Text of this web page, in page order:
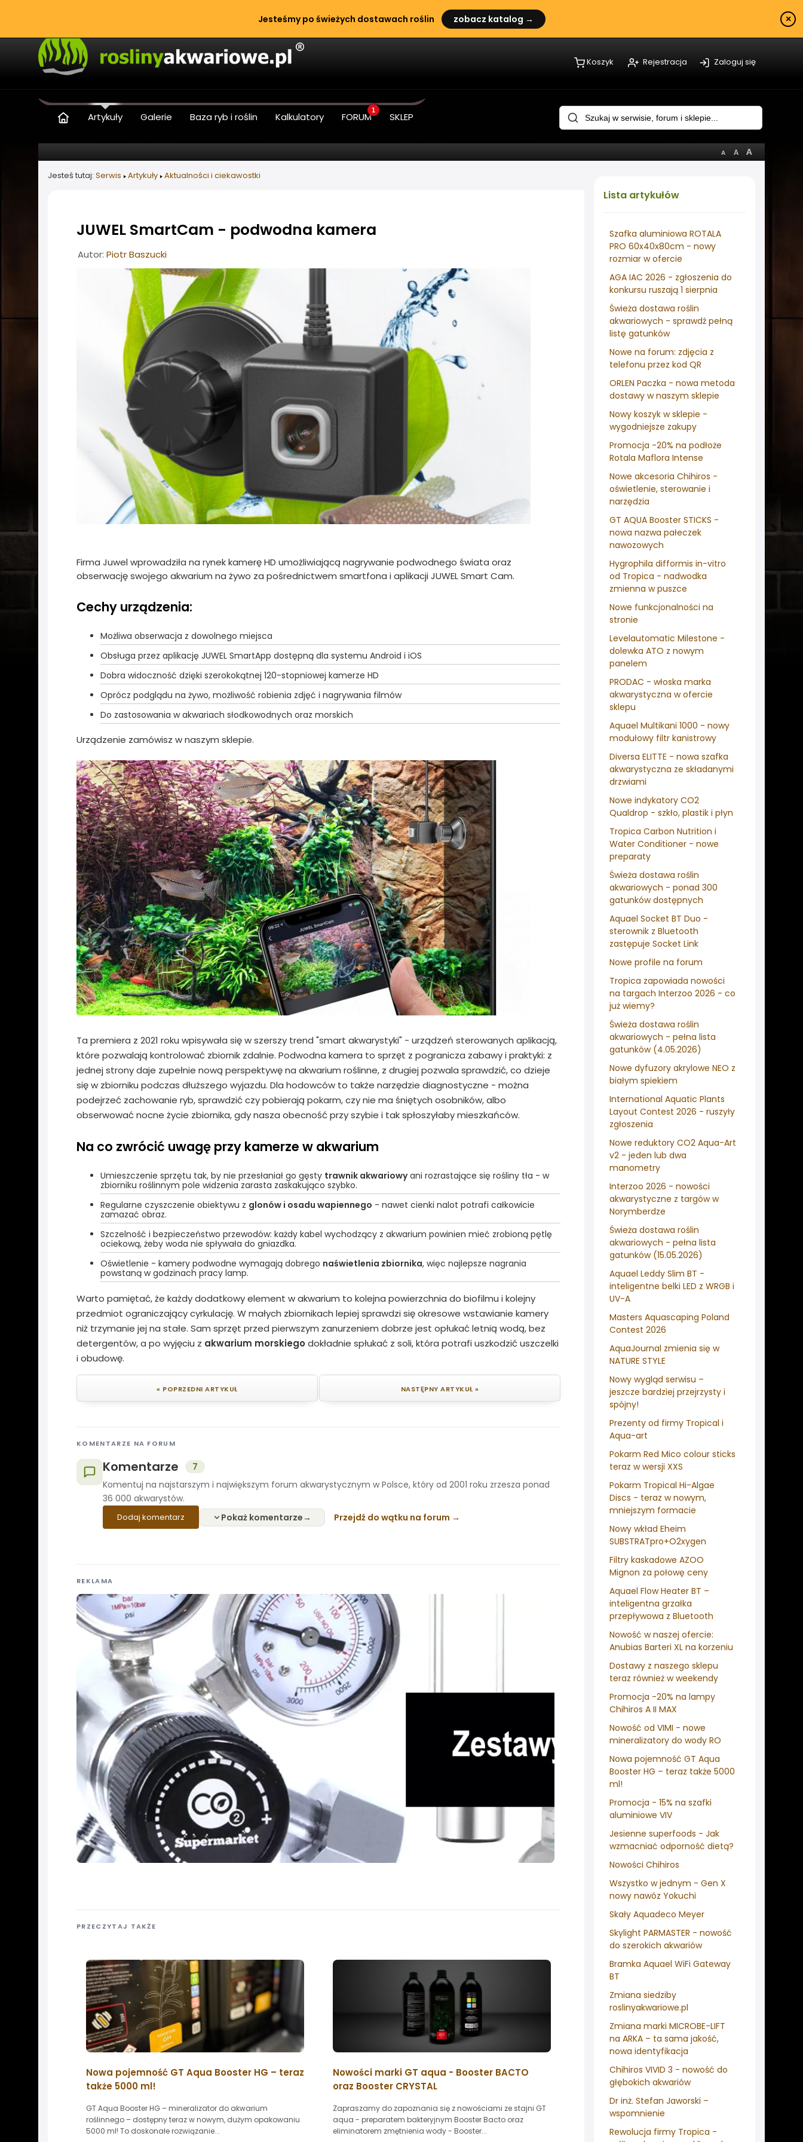
Jesteśmy po świeżych dostawach roślin zobacz katalog → ×
Koszyk Rejestracja Zaloguj się
Artykuły Galerie Baza ryb i roślin Kalkulatory FORUM
1
SKLEP
Lista artykułów
Szafka aluminiowa ROTALA
PRO 60x40x80cm - nowy
rozmiar w ofercie
AGA IAC 2026 - zgłoszenia do
konkursu ruszają 1 sierpnia
Świeża dostawa roślin
akwariowych - sprawdź pełną
listę gatunków
Nowe na forum: zdjęcia z
telefonu przez kod QR
ORLEN Paczka - nowa metoda
dostawy w naszym sklepie
Nowy koszyk w sklepie -
wygodniejsze zakupy
Promocja -20% na podłoże
Rotala Maflora Intense
Nowe akcesoria Chihiros -
oświetlenie, sterowanie i
narzędzia
GT AQUA Booster STICKS -
nowa nazwa pałeczek
nawozowych
Hygrophila difformis in-vitro
od Tropica - nadwodka
zmienna w puszce
Nowe funkcjonalności na
stronie
Levelautomatic Milestone -
dolewka ATO z nowym
panelem
PRODAC - włoska marka
akwarystyczna w ofercie
sklepu
Aquael Multikani 1000 - nowy
modułowy filtr kanistrowy
Diversa ELITTE - nowa szafka
akwarystyczna ze składanymi
drzwiami
Nowe indykatory CO2
Qualdrop - szkło, plastik i płyn
Tropica Carbon Nutrition i
Water Conditioner - nowe
preparaty
Świeża dostawa roślin
akwariowych - ponad 300
gatunków dostępnych
Aquael Socket BT Duo -
sterownik z Bluetooth
zastępuje Socket Link
Nowe profile na forum
Tropica zapowiada nowości
na targach Interzoo 2026 - co
już wiemy?
Świeża dostawa roślin
akwariowych - pełna lista
gatunków (4.05.2026)
Nowe dyfuzory akrylowe NEO z
białym spiekiem
International Aquatic Plants
Layout Contest 2026 - ruszyły
zgłoszenia
Nowe reduktory CO2 Aqua-Art
v2 - jeden lub dwa
manometry
Interzoo 2026 - nowości
akwarystyczne z targów w
Norymberdze
Świeża dostawa roślin
akwariowych - pełna lista
gatunków (15.05.2026)
Aquael Leddy Slim BT -
inteligentne belki LED z WRGB i
UV-A
Masters Aquascaping Poland
Contest 2026
AquaJournal zmienia się w
NATURE STYLE
Nowy wygląd serwisu –
jeszcze bardziej przejrzysty i
spójny!
Prezenty od firmy Tropical i
Aqua-art
Pokarm Red Mico colour sticks
teraz w wersji XXS
Pokarm Tropical Hi-Algae
Discs - teraz w nowym,
mniejszym formacie
Nowy wkład Eheim
SUBSTRATpro+O2xygen
Filtry kaskadowe AZOO
Mignon za połowę ceny
Aquael Flow Heater BT –
inteligentna grzałka
przepływowa z Bluetooth
Nowość w naszej ofercie:
Anubias Barteri XL na korzeniu
Dostawy z naszego sklepu
teraz również w weekendy
Promocja -20% na lampy
Chihiros A II MAX
Nowość od VIMI - nowe
mineralizatory do wody RO
Nowa pojemność GT Aqua
Booster HG – teraz także 5000
ml!
Promocja - 15% na szafki
aluminiowe VIV
Jesienne superfoods - Jak
wzmacniać odporność dietą?
Nowości Chihiros
Wszystko w jednym - Gen X
nowy nawóz Yokuchi
Skały Aquadeco Meyer
Skylight PARMASTER - nowość
do szerokich akwariów
Bramka Aquael WiFi Gateway
BT
Zmiana siedziby
roslinyakwariowe.pl
Zmiana marki MICROBE-LIFT
na ARKA – ta sama jakość,
nowa identyfikacja
Chihiros VIVID 3 - nowość do
głębokich akwariów
Dr inż. Stefan Jaworski –
wspomnienie
Rewolucja firmy Tropica -
Jesteś tutaj: Serwis Artykuły Aktualności i ciekawostki
JUWEL SmartCam - podwodna kamera
Informacje o artykule
Autor: Piotr Baszucki
Firma Juwel wprowadziła na rynek kamerę HD umożliwiającą nagrywanie podwodnego świata oraz
obserwację swojego akwarium na żywo za pośrednictwem smartfona i aplikacji JUWEL Smart Cam.
Cechy urządzenia:
Możliwa obserwacja z dowolnego miejsca
Obsługa przez aplikację JUWEL SmartApp dostępną dla systemu Android i iOS
Dobra widoczność dzięki szerokokątnej 120-stopniowej kamerze HD
Oprócz podglądu na żywo, możliwość robienia zdjęć i nagrywania filmów
Do zastosowania w akwariach słodkowodnych oraz morskich
Urządzenie zamówisz w naszym sklepie.
Ta premiera z 2021 roku wpisywała się w szerszy trend "smart akwarystyki" - urządzeń sterowanych aplikacją,
które pozwalają kontrolować zbiornik zdalnie. Podwodna kamera to sprzęt z pogranicza zabawy i praktyki: z
jednej strony daje zupełnie nową perspektywę na akwarium roślinne, z drugiej pozwala sprawdzić, co dzieje
się w zbiorniku podczas dłuższego wyjazdu. Dla hodowców to także narzędzie diagnostyczne - można
podejrzeć zachowanie ryb, sprawdzić czy pobierają pokarm, czy nie ma śniętych osobników, albo
obserwować nocne życie zbiornika, gdy nasza obecność przy szybie i tak spłoszyłaby mieszkańców.
Na co zwrócić uwagę przy kamerze w akwarium
Umieszczenie sprzętu tak, by nie przesłaniał go gęsty trawnik akwariowyani rozrastające się rośliny tła - w
zbiorniku roślinnym pole widzenia zarasta zaskakująco szybko.
Regularne czyszczenie obiektywu z glonów i osadu wapiennego - nawet cienki nalot potrafi całkowicie
zamazać obraz.
Szczelność i bezpieczeństwo przewodów: każdy kabel wychodzący z akwarium powinien mieć zrobioną pętlę
ociekową, żeby woda nie spływała do gniazdka.
Oświetlenie - kamery podwodne wymagają dobrego naświetlenia zbiornika, więc najlepsze nagrania
powstaną w godzinach pracy lamp.
Warto pamiętać, że każdy dodatkowy element w akwarium to kolejna powierzchnia do biofilmu i kolejny
przedmiot ograniczający cyrkulację. W małych zbiornikach lepiej sprawdzi się okresowe wstawianie kamery
niż trzymanie jej na stałe. Sam sprzęt przed pierwszym zanurzeniem dobrze jest opłukać letnią wodą, bez
detergentów, a po wyjęciu z akwarium morskiegodokładnie spłukać z soli, która potrafi uszkodzić uszczelki
i obudowę.
« POPRZEDNI ARTYKUŁ NASTĘPNY ARTYKUŁ »
KOMENTARZE NA FORUM
Komentarze
7
Komentuj na najstarszym i największym forum akwarystycznym w Polsce, który od 2001 roku zrzesza ponad
36 000 akwarystów.
Dodaj komentarz Pokaż komentarze Przejdź do wątku na forum
REKLAMA
PRZECZYTAJ TAKŻE
Nowa pojemność GT Aqua Booster HG – teraz
także 5000 ml!
GT Aqua Booster HG – mineralizator do akwarium
roślinnego – dostępny teraz w nowym, dużym opakowaniu
5000 ml! To doskonałe rozwiązanie...
Nowości marki GT aqua - Booster BACTO
oraz Booster CRYSTAL
Zapraszamy do zapoznania się z nowościami ze stajni GT
aqua - preparatem bakteryjnym Booster Bacto oraz
eliminatorem zmętnienia wody - Booster...